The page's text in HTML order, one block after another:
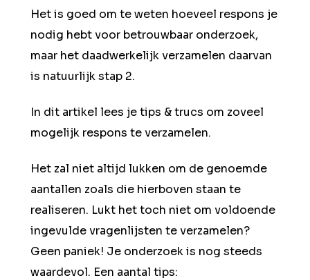
Het is goed om te weten hoeveel respons je
nodig hebt voor betrouwbaar onderzoek,
maar het daadwerkelijk verzamelen daarvan
is natuurlijk stap 2.
In dit artikel lees je tips & trucs om zoveel
mogelijk respons te verzamelen.
Het zal niet altijd lukken om de genoemde
aantallen zoals die hierboven staan te
realiseren. Lukt het toch niet om voldoende
ingevulde vragenlijsten te verzamelen?
Geen paniek! Je onderzoek is nog steeds
waardevol. Een aantal tips: